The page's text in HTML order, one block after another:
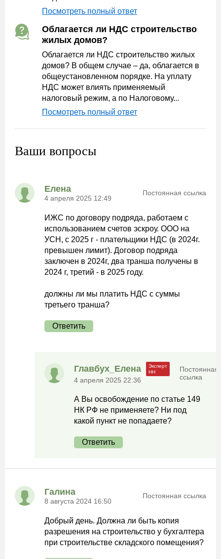
Посмотреть полный ответ
Облагается ли НДС строительство
жилых домов?
Облагается ли НДС строительство жилых
домов? В общем случае – да, облагается в
общеустановленном порядке. На уплату
НДС может влиять применяемый
налоговый режим, а по Налоговому...
Посмотреть полный ответ
Ваши вопросы
Елена
4 апреля 2025 12:49
Постоянная ссылка
ИЖС по договору подряда, работаем с
использованием счетов эскроу. ООО на
УСН, с 2025 г - плательщики НДС (в 2024г.
превышен лимит). Договор подряда
заключен в 2024г, два транша получены в
2024 г, третий - в 2025 году.
должны ли мы платить НДС с суммы
третьего транша?
Ответить
Главбух_Елена
4 апреля 2025 22:36
Постоянная
ссылка
А Вы освобождение по статье 149
НК РФ не применяете? Ни под
какой пункт не попадаете?
Ответить
Галина
8 августа 2024 16:50
Постоянная ссылка
Добрый день. Должна ли быть копия
разрешения на строительство у бухгалтера
при строительстве складского помещения?